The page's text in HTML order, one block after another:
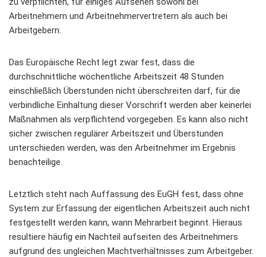
Arbeitnehmern und Arbeitnehmervertretern als auch bei
Arbeitgebern.
Das Europäische Recht legt zwar fest, dass die
durchschnittliche wöchentliche Arbeitszeit 48 Stunden
einschließlich Überstunden nicht überschreiten darf, für die
verbindliche Einhaltung dieser Vorschrift werden aber keinerlei
Maßnahmen als verpflichtend vorgegeben. Es kann also nicht
sicher zwischen regulärer Arbeitszeit und Überstunden
unterschieden werden, was den Arbeitnehmer im Ergebnis
benachteilige.
Letztlich steht nach Auffassung des EuGH fest, dass ohne
System zur Erfassung der eigentlichen Arbeitszeit auch nicht
festgestellt werden kann, wann Mehrarbeit beginnt. Hieraus
resultiere häufig ein Nachteil aufseiten des Arbeitnehmers
aufgrund des ungleichen Machtverhältnisses zum Arbeitgeber.